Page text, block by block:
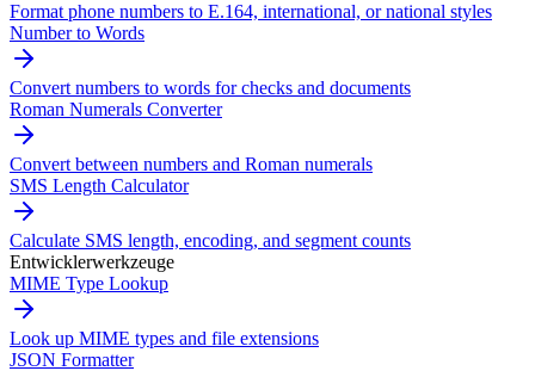
Format phone numbers to E.164, international, or national styles
Number to Words
Convert numbers to words for checks and documents
Roman Numerals Converter
Convert between numbers and Roman numerals
SMS Length Calculator
Calculate SMS length, encoding, and segment counts
Entwicklerwerkzeuge
MIME Type Lookup
Look up MIME types and file extensions
JSON Formatter